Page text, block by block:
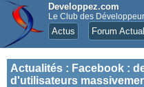
Developpez.com
Le Club des
Actus Forum
Actualités : Facebook :
d'utilisateurs